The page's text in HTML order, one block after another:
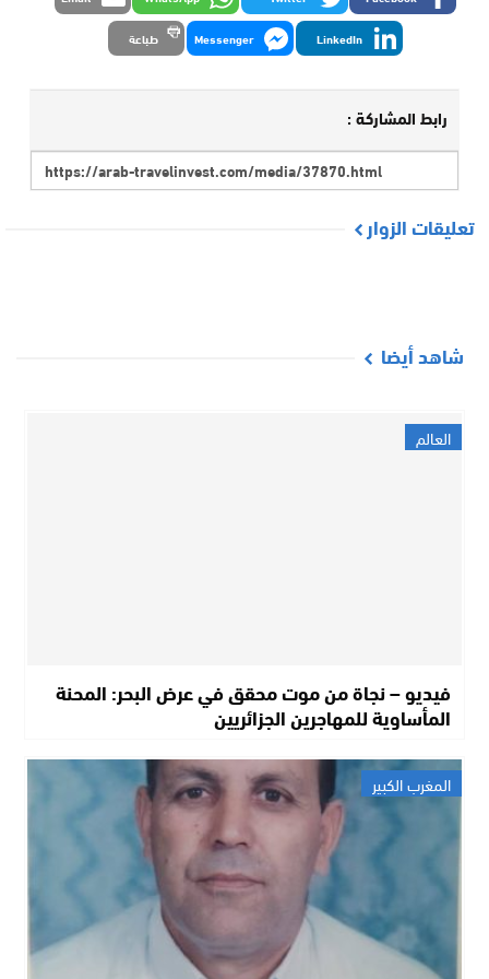
LinkedIn
Messenger طباعة
رابط المشاركة :
تعليقات الزوار
شاهد أيضا
العالم
فيديو – نجاة من موت محقق في عرض البحر: المحنة
المأساوية للمهاجرين الجزائريين
المغرب الكبير